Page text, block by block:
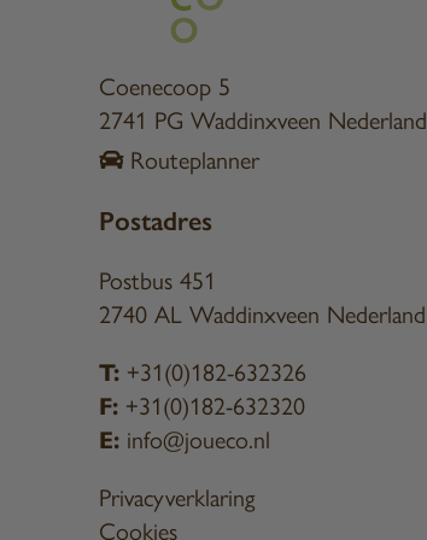
Coenecoop 5
2741 PG Waddinxveen Nederland
Routeplanner
Postadres
Postbus 451
2740 AL Waddinxveen Nederland
T: +31(0)182-632326
F: +31(0)182-632320
E: info@joueco.nl
Privacyverklaring
Cookies